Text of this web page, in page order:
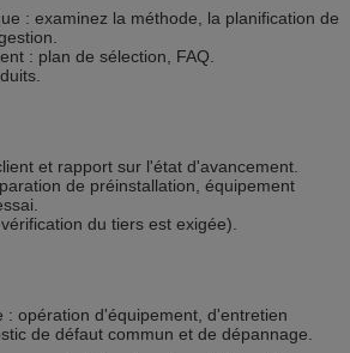
: examinez la méthode, la planification de
: plan de sélection, FAQ.
et rapport sur l'état d'avancement.
de préinstallation, équipement
du tiers est exigée).
: opération d'équipement, d'entretien
de défaut commun et de dépannage.